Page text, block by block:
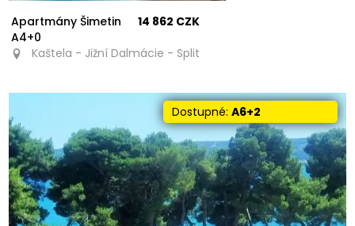
Apartmány Šimetin
A4+0
14 862 CZK
Kaštela - Jižní Dalmácie - Split
Dostupné:A6+2